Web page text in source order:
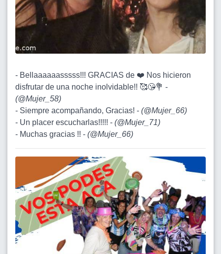
- Bellaaaaaasssss!!! GRACIAS de ❤️ Nos hicieron
disfrutar de una noche inolvidable!! 🥰😘💐 -
(@Mujer_58)
- Siempre acompañando, Gracias! - (@Mujer_66)
- Un placer escucharlas!!!!! - (@Mujer_71)
- Muchas gracias !! - (@Mujer_66)